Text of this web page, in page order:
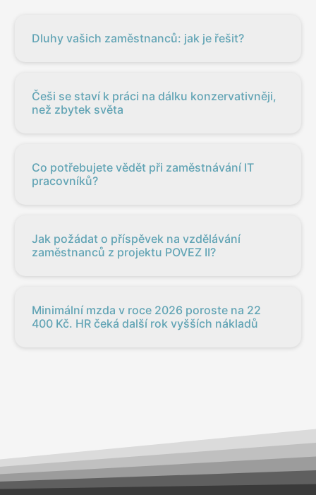
Dluhy vašich zaměstnanců: jak je řešit?
Češi se staví k práci na dálku konzervativněji,
než zbytek světa
Co potřebujete vědět při zaměstnávání IT
pracovníků?
Jak požádat o příspěvek na vzdělávání
zaměstnanců z projektu POVEZ II?
Minimální mzda v roce 2026 poroste na 22
400 Kč. HR čeká další rok vyšších nákladů